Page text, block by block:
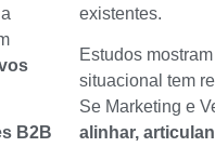
B2B
existentes.
Estudos
situacional tem
Se Marketing e
alinhar,